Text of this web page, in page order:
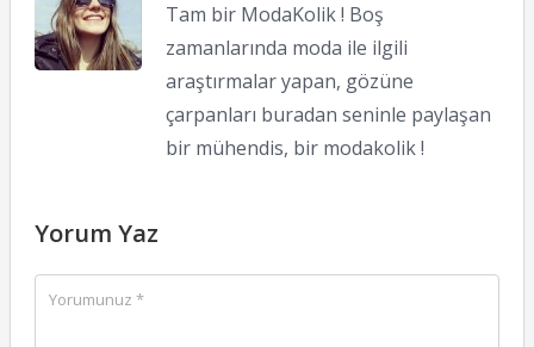
Tam bir ModaKolik ! Boş
zamanlarında moda ile ilgili
araştırmalar yapan, gözüne
çarpanları buradan seninle paylaşan
bir mühendis, bir modakolik !
Yorum Yaz